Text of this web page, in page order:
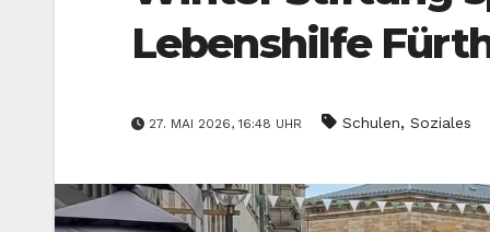
Lebenshilfe
27. MAI 2026, 16:48 UHR Schulen, Soziales